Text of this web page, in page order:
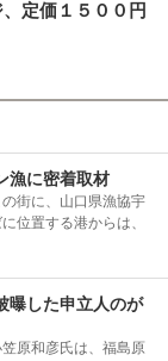
定価１５００円
漁に密着取材
街に、山口県漁協宇
位置する港からは、
曝した申立人のが
原和彦氏は、福島原